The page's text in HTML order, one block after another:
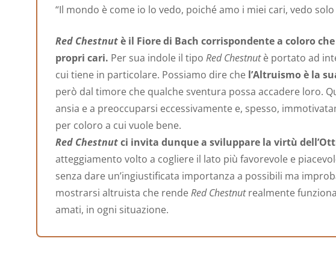
“Il mondo è come io lo vedo, poiché amo i miei cari, vedo
Red Chestnutè il Fiore di Bach corrispondente a coloro
propri cari. Per sua indole il tipo Red Chestnutè portato ad
cui tiene in particolare. Possiamo dire che l’Altruismo è la
però dal timore che qualche sventura possa accadere loro.
ansia e a preoccuparsi eccessivamente e, spesso,
per coloro a cui vuole bene.
Red Chestnutci invita dunque a sviluppare la virtù
atteggiamento volto a cogliere il lato più favorevole e
senza dare un’ingiustificata importanza a possibili ma
mostrarsi altruista che rendeRed Chestnutrealmente
amati, in ogni situazione.